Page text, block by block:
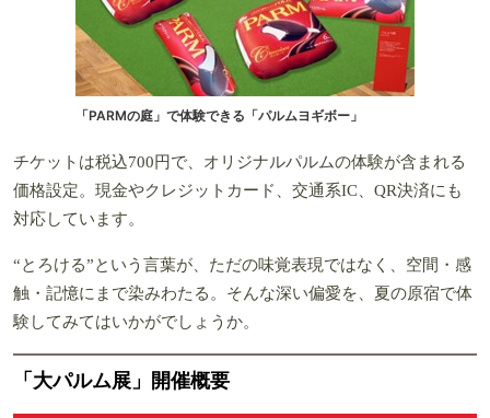
「PARMの庭」で体験できる「パルムヨギボー」
チケットは税込700円で、オリジナルパルムの体験が含まれる
価格設定。現金やクレジットカード、交通系IC、QR決済にも
対応しています。
“とろける”という言葉が、ただの味覚表現ではなく、空間・感
触・記憶にまで染みわたる。そんな深い偏愛を、夏の原宿で体
験してみてはいかがでしょうか。
「大パルム展」開催概要